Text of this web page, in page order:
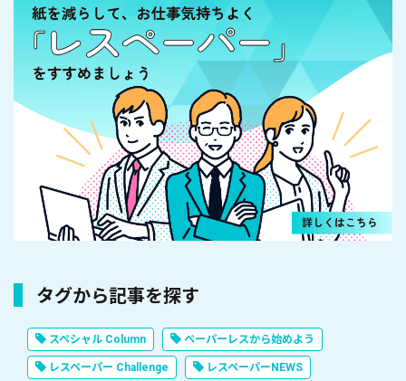
タグから記事を探す
スペシャル Column ペーパーレスから始めよう
レスペーパー Challenge レスペーパーNEWS